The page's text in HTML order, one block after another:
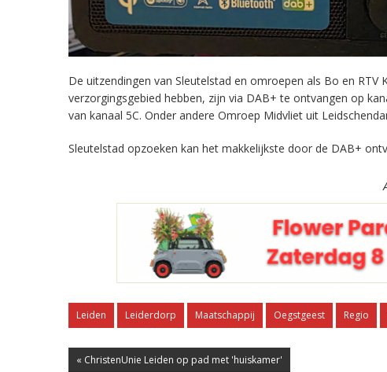
De uitzendingen van Sleutelstad en omroepen als Bo en
verzorgingsgebied hebben, zijn via DAB+ te ontvangen op
van kanaal 5C. Onder andere Omroep Midvliet uit
Sleutelstad opzoeken kan het makkelijkste door de DAB+
Leiden Leiderdorp Maatschappij Oegstgeest Regio
« ChristenUnie Leiden op pad met 'huiskamer'